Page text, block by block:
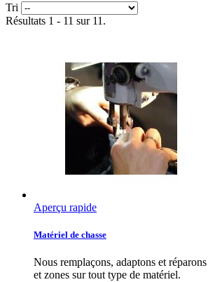
Tri
Résultats 1 - 11 sur 11.
Aperçu rapide
Matériel de chasse
Nous remplaçons, adaptons et
et zones sur tout type de matériel.